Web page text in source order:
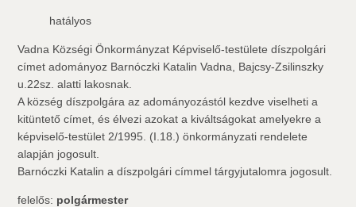
hatályos
Vadna Községi Önkormányzat Képviselő-testülete díszpolgári
címet adományoz Barnóczki Katalin Vadna, Bajcsy-Zsilinszky
u.22sz. alatti lakosnak.
A község díszpolgára az adományozástól kezdve viselheti a
kitüntető címet, és élvezi azokat a kiváltságokat amelyekre a
képviselő-testület 2/1995. (I.18.) önkormányzati rendelete
alapján jogosult.
Barnóczki Katalin a díszpolgári címmel tárgyjutalomra jogosult.
felelős: polgármester